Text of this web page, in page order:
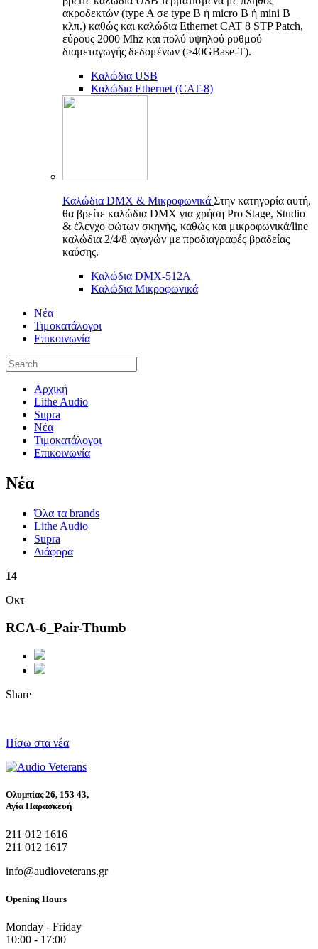
ακροδεκτών (type A σε type B ή micro B ή mini B
κλπ.) καθώς και καλώδια Ethernet CAT 8 STP Patch,
εύρους 2000 Mhz και πολύ υψηλού ρυθμού
διαμεταγωγής δεδομένων (>40GBase-T).
Καλώδια USB
Καλώδια Ethernet (CAT-8)
Καλώδια DMX & Μικροφωνικά Στην κατηγορία αυτή,
θα βρείτε καλώδια DMX για χρήση Pro Stage, Studio
& έλεγχο φώτων σκηνής, καθώς και μικροφωνικά/line
καλώδια 2/4/8 αγωγών με προδιαγραφές βραδείας
καύσης.
Καλώδια DMX-512A
Καλώδια Μικροφωνικά
Νέα
Τιμοκατάλογοι
Επικοινωνία
Αρχική
Lithe Audio
Supra
Νέα
Τιμοκατάλογοι
Επικοινωνία
Nέα
Όλα τα brands
Lithe Audio
Supra
Διάφορα
14
Οκτ
RCA-6_Pair-Thumb
Share
Πίσω στα νέα
Ολυμπίας 26, 153 43,
Αγία Παρασκευή
211 012 1616
211 012 1617
info@audioveterans.gr
Opening Hours
Monday - Friday
10:00 - 17:00